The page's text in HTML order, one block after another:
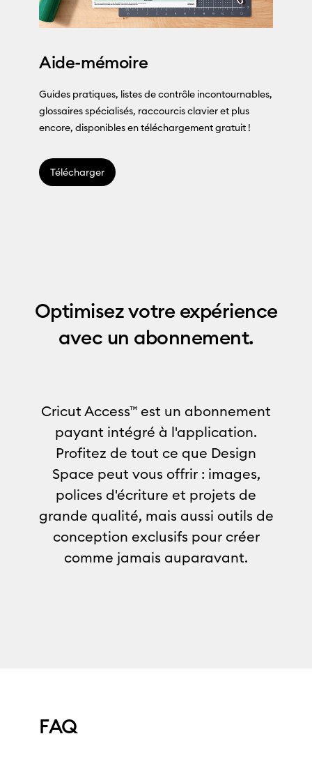
Aide-mémoire
Guides pratiques, listes de contrôle incontournables,
glossaires spécialisés, raccourcis clavier et plus
encore, disponibles en téléchargement gratuit !
Télécharger
Optimisez votre expérience
avec un abonnement.
Cricut Access™ est un abonnement
payant intégré à l'application.
Profitez de tout ce que Design
Space peut vous offrir : images,
polices d'écriture et projets de
grande qualité, mais aussi outils de
conception exclusifs pour créer
comme jamais auparavant.
FAQ